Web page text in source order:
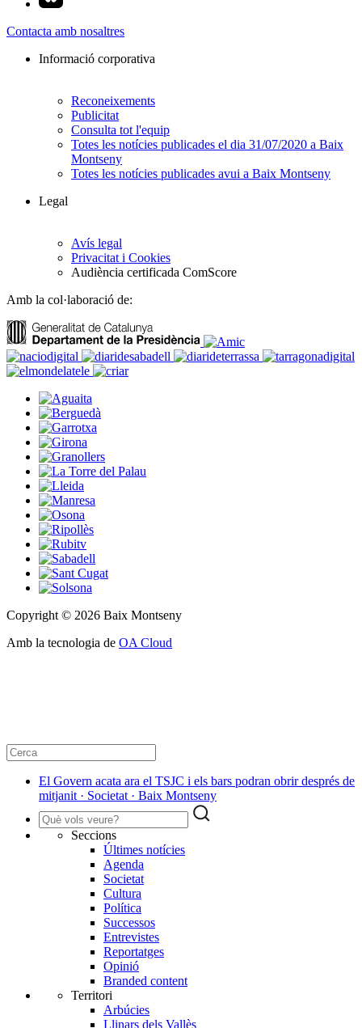
Contacta amb nosaltres
Informació corporativa
Reconeixements
Publicitat
Consulta tot l'equip
Totes les notícies publicades el dia 31/07/2020 a Baix
Montseny
Totes les notícies publicades avui a Baix Montseny
Legal
Avís legal
Privacitat i Cookies
Audiència certificada ComScore
Amb la col·laboració de:
Copyright © 2026 Baix Montseny
Amb la tecnologia de OA Cloud
El Govern acata ara el TSJC i els bars podran obrir després de
mitjanit · Societat · Baix Montseny
Seccions
Últimes notícies
Agenda
Societat
Cultura
Política
Successos
Entrevistes
Reportatges
Opinió
Branded content
Territori
Arbúcies
Llinars dels Vallès